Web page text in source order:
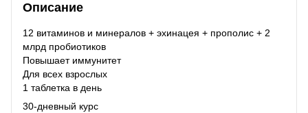
Описание
12 витаминов и минералов + эхинацея + прополис + 2
млрд пробиотиков
Повышает иммунитет
Для всех взрослых
1 таблетка в день
30-дневный курс